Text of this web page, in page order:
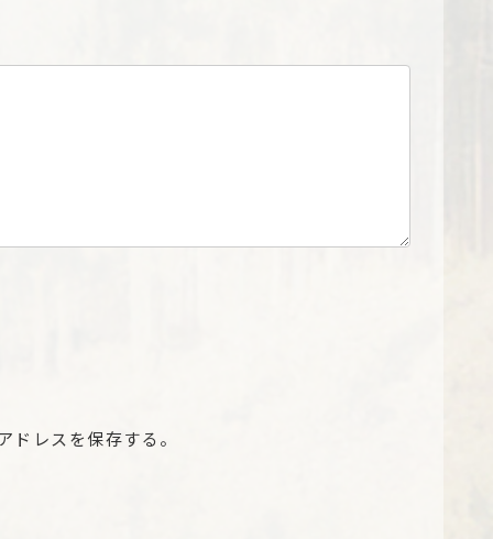
レスを保存する。